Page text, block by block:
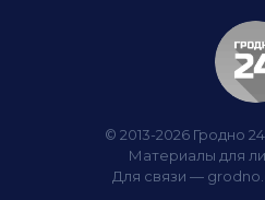
© 2013-2026 Гродно
Материалы для
Для связи —